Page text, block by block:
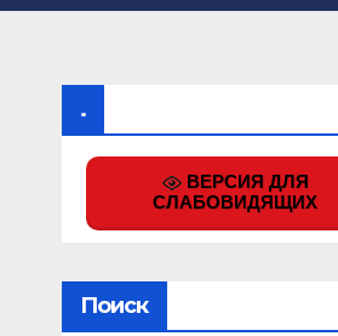
.
ВЕРСИЯ ДЛЯ
СЛАБОВИДЯЩИХ
Поиск